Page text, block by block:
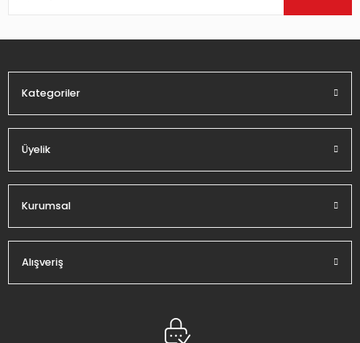
Ürün fiyatı diğer sitelerden daha pahalı.
Kategoriler
Üyelik
Kurumsal
Alışveriş